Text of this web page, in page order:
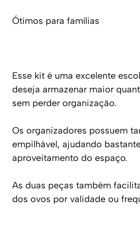
Ótimos para famílias
Esse kit é uma excelente
deseja armazenar maior
sem perder organização.
Os organizadores possuem
empilhável, ajudando
aproveitamento do espaço.
As duas peças também
dos ovos por validade ou